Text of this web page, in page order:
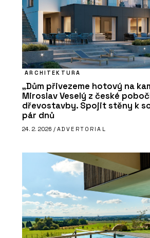
ARCHITEKTURA
„Dům přivezeme hotový na
Miroslav Veselý z české
dřevostavby. Spojit stěny k
pár dnů
24. 2. 2026 / ADVERTORIAL